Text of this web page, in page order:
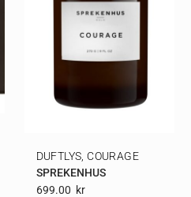
DUFTLYS, COURAGE
SPREKENHUS
699.00 Kr